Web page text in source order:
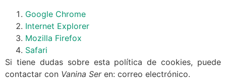
Google Chrome
Internet Explorer
Mozilla Firefox
Safari
Si tiene dudas sobre esta política de cookies, puede
contactar con Vanina Seren: correo electrónico.